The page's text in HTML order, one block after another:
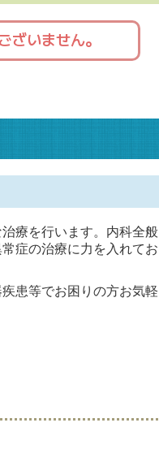
ざいません。
療を行います。内科全般
症の治療に力を入れてお
患等でお困りの方お気軽